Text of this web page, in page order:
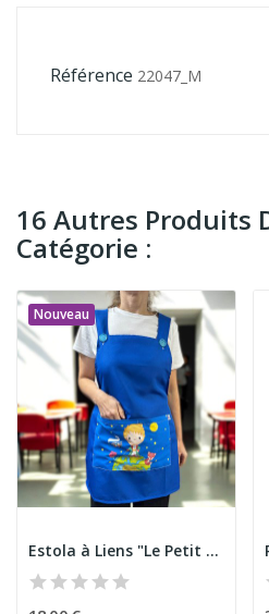
Référence 22047_M
16 Autres Produits
Catégorie :
Nouveau
Estola à Liens "Le Petit Prince" Bleu